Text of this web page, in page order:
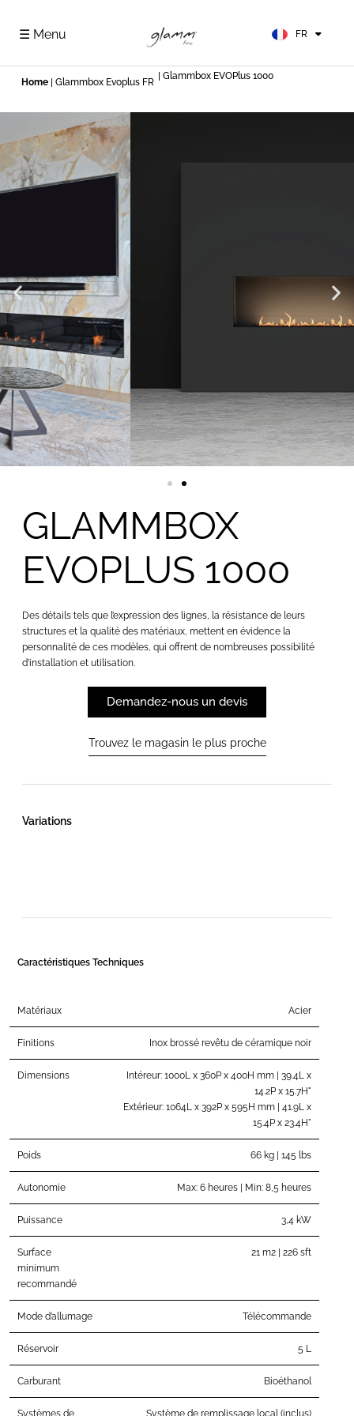
☰ Menu FR
DE
Home Glammbox Evoplus FR
| Glammbox EVOPlus 1000
GLAMMBOX
EVOPLUS 1000
Des détails tels que l’expression des lignes, la résistance de leurs
structures et la qualité des matériaux, mettent en évidence la
personnalité de ces modèles, qui offrent de nombreuses possibilité
d’installation et utilisation.
Demandez-nous un devis
Trouvez le magasin le plus proche
Variations
Caractéristiques Techniques
Matériaux Acier
Finitions Inox brossé revêtu de céramique noir
Dimensions
Intéreur: 1000L x 360P x 400H mm | 39.4L x
14.2P x 15.7H"
Extérieur: 1064L x 392P x 595H mm | 41.9L x
15.4P x 23.4H"
Poids 66 kg | 145 lbs
Autonomie Max: 6 heures | Min: 8,5 heures
Puissance 3,4 kW
Surface
minimum
recommandé
21 m2 | 226 sft
Mode d’allumage Télécommande
Réservoir 5 L
Carburant Bioéthanol
Systèmes de Système de remplissage local (inclus)